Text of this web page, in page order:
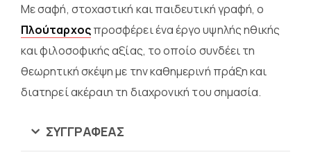
Με σαφή, στοχαστική και παιδευτική γραφή, ο
Πλούταρχοςπροσφέρει ένα έργο υψηλής ηθικής
και φιλοσοφικής αξίας, το οποίο συνδέει τη
θεωρητική σκέψη με την καθημερινή πράξη και
διατηρεί ακέραιη τη διαχρονική του σημασία.
ΣΥΓΓΡΑΦΈΑΣ